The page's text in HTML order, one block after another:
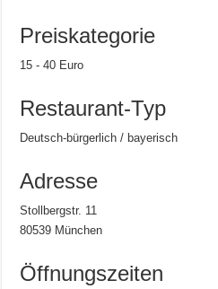
Preiskategorie
15 - 40 Euro
Restaurant-Typ
Deutsch-bürgerlich / bayerisch
Adresse
Stollbergstr. 11
80539 München
Öffnungszeiten